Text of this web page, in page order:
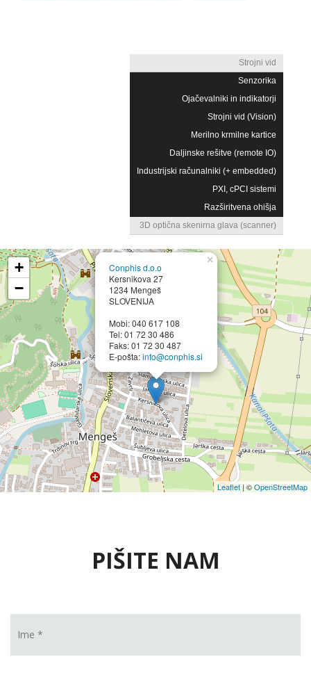
Strojni vid
Senzorika
Ojačevalniki in indikatorji
Strojni vid (Vision)
Merilno krmilne kartice
Daljinske rešitve (remote IO)
Industrijski računalniki (+ embedded)
PXI, cPCI sistemi
Razširitvena ohišja
3D optična skenirna glava (scanner)
Conphis d.o.o
Kersnikova 27
1234 Mengeš
SLOVENIJA
Mobi: 040 617 108
Tel: 01 72 30 486
Faks: 01 72 30 487
E-pošta:info@conphis.si
×
+
−
Leaflet | ©OpenStreetMap
PIŠITE NAM